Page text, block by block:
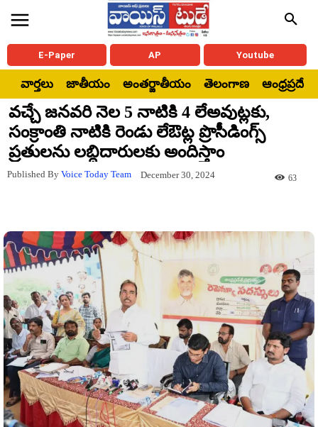
E-Paper AP Youtube
వార్తలు జాతీయం అంతర్జాతీయం తెలంగాణ ఆంధ్రప్రదేశ్
వచ్చే జనవరి నెల 5 నాటికి 4 లేఅవుట్లకు,
సంక్రాంతి నాటికి రెండు లేఔట్ల ప్రొసీడింగ్స్
ప్రతులను లబ్ధిదారులకు అందిస్తాం
Published By Voice Today Team December 30, 2024 63